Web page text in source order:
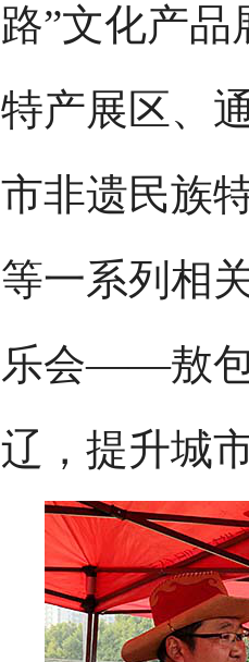
路”文化产
特产展区、
市非遗民族
等一系列相
乐会——敖包
辽，提升城